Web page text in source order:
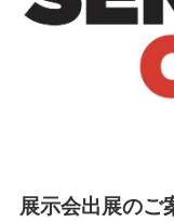
展示会出展のご